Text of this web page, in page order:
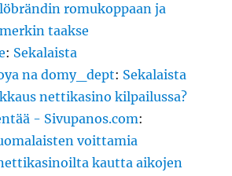
romukoppaan ja
taakse
: Sekalaista
na domy_dept: Sekalaista
nettikasino kilpailussa?
- Sivupanos.com:
voittamia
kautta aikojen